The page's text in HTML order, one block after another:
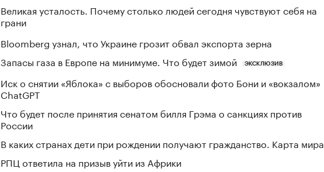
Великая усталость. Почему столько людей сегодня чувствуют себя на
грани
Bloomberg узнал, что Украине грозит обвал экспорта зерна
Запасы газа в Европе на минимуме. Что будет зимой
ЭКСКЛЮЗИВ
Иск о снятии «Яблока» с выборов обосновали фото Бони и «вокзалом»
ChatGPT
Что будет после принятия сенатом билля Грэма о санкциях против
России
В каких странах дети при рождении получают гражданство. Карта мира
РПЦ ответила на призыв уйти из Африки